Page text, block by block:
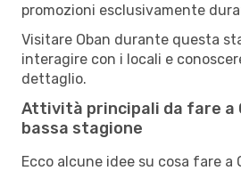
promozioni esclusivamente
Visitare Oban durante questa
interagire con i locali e
dettaglio.
Attività principali da fare a
bassa stagione
Ecco alcune idee su cosa fare a